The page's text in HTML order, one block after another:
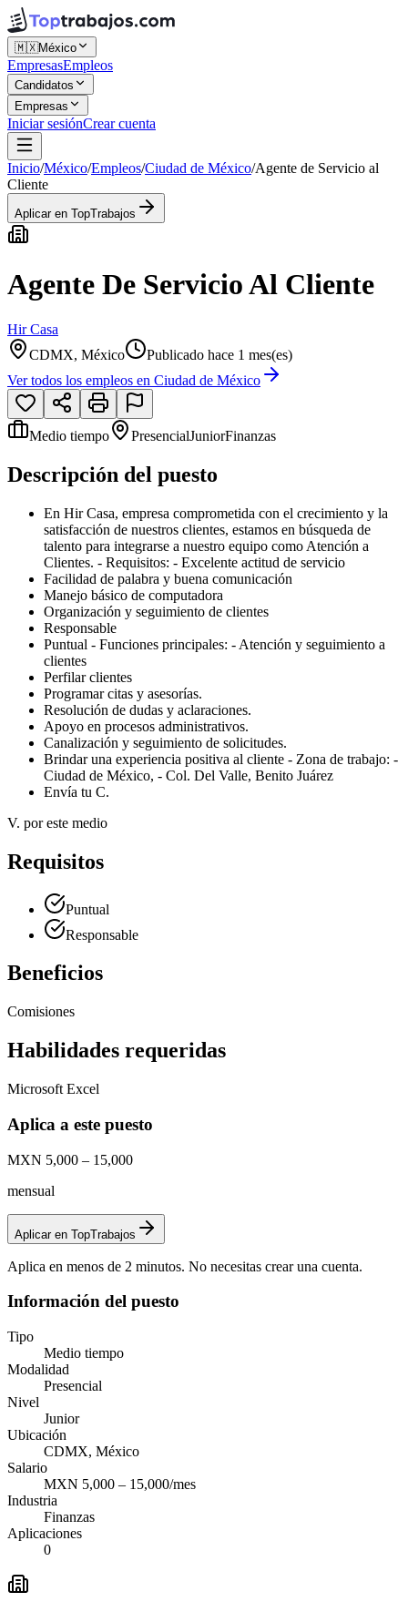
🇲🇽México
EmpresasEmpleos
Candidatos
Empresas
Iniciar sesiónCrear cuenta
Inicio/México/Empleos/Ciudad de México/Agente de Servicio al
Cliente
Aplicar en TopTrabajos
Agente De Servicio Al Cliente
Hir Casa
CDMX, México
Publicado hace 1 mes(es)
Ver todos los empleos en Ciudad de México
Medio tiempo PresencialJuniorFinanzas
Descripción del puesto
En Hir Casa, empresa comprometida con el crecimiento y la
satisfacción de nuestros clientes, estamos en búsqueda de
talento para integrarse a nuestro equipo como Atención a
Clientes. - Requisitos: - Excelente actitud de servicio
Facilidad de palabra y buena comunicación
Manejo básico de computadora
Organización y seguimiento de clientes
Responsable
Puntual - Funciones principales: - Atención y seguimiento a
clientes
Perfilar clientes
Programar citas y asesorías.
Resolución de dudas y aclaraciones.
Apoyo en procesos administrativos.
Canalización y seguimiento de solicitudes.
Brindar una experiencia positiva al cliente - Zona de trabajo: -
Ciudad de México, - Col. Del Valle, Benito Juárez
Envía tu C.
V. por este medio
Requisitos
Puntual
Responsable
Beneficios
Comisiones
Habilidades requeridas
Microsoft Excel
Aplica a este puesto
MXN 5,000 – 15,000
mensual
Aplicar en TopTrabajos
Aplica en menos de 2 minutos. No necesitas crear una cuenta.
Información del puesto
Tipo
Medio tiempo
Modalidad
Presencial
Nivel
Junior
Ubicación
CDMX, México
Salario
MXN 5,000 – 15,000/mes
Industria
Finanzas
Aplicaciones
0